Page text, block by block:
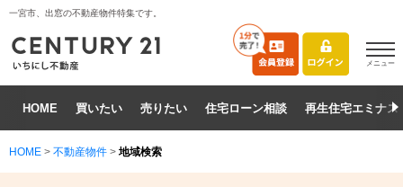
一宮市、出窓の不動産物件特集です。
メニュー
HOME 買いたい 売りたい 住宅ローン相談 再生住宅エミナス
HOME > 不動産物件 > 地域検索